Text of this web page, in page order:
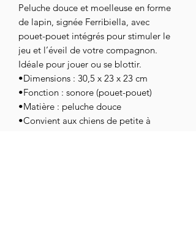
Peluche douce et moelleuse en forme
de lapin, signée Ferribiella, avec
pouet-pouet intégrés pour stimuler le
jeu et l’éveil de votre compagnon.
Idéale pour jouer ou se blottir.
•Dimensions : 30,5 x 23 x 23 cm
•Fonction : sonore (pouet-pouet)
•Matière : peluche douce
•Convient aux chiens de petite à